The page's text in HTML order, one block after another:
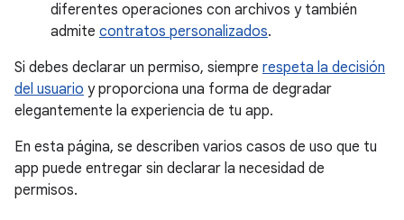
diferentes operaciones con archivos y también
admite contratos personalizados.
Si debes declarar un permiso, siempre respeta la decisión
del usuario y proporciona una forma de degradar
elegantemente la experiencia de tu app.
En esta página, se describen varios casos de uso que tu
app puede entregar sin declarar la necesidad de
permisos.